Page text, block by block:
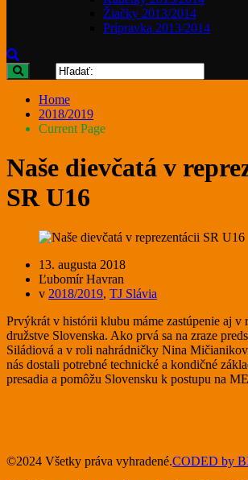
Žiačky 2013/2014
Prípravka 2013/2014
Home
2018/2019
Current Page
Naše dievčatá v
SR U16
13. augusta 2018
Ľubomír Havran
v 2018/2019, TJ Slávia
Prvýkrát v histórii klubu máme zastúpenie aj v
družstve Slovenska. Ako prvá sa na zraze
Siládiová a v roli nahrádničky Nina
nás dostali potrebné technické a kondičné
presadia a pomôžu Slovensku k postupu na
©2024 Všetky práva vyhradené.CODED by